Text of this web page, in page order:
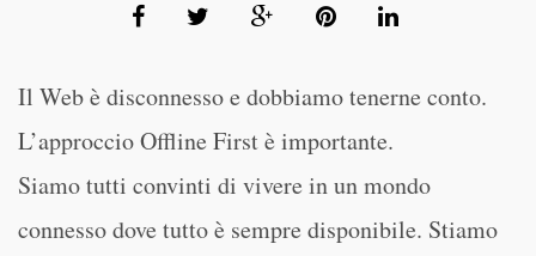
Il Web è disconnesso e dobbiamo tenerne conto.
L’approccio Offline First è importante.
Siamo tutti convinti di vivere in un mondo
connesso dove tutto è sempre disponibile. Stiamo